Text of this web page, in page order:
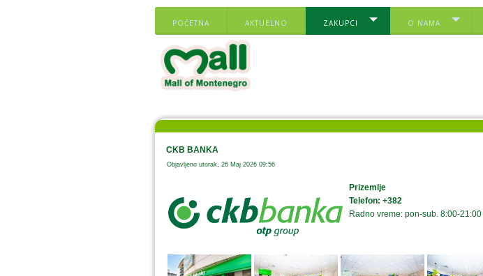
POČETNA AKTUELNO ZAKUPCI O NAMA
CKB BANKA
Objavljeno utorak, 26 Maj 2026 09:56
Prizemlje
Telefon: +382
Radno vreme: pon-sub. 8:00-21:00